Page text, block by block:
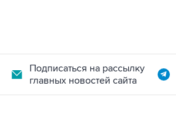
Подписаться на рассылку
главных новостей сайта